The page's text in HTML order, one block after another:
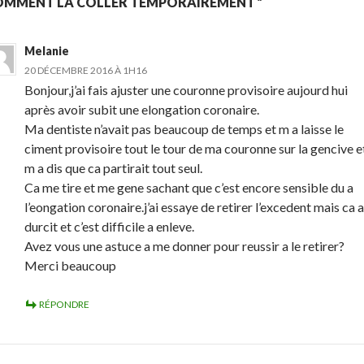
Melanie
20 DÉCEMBRE 2016 À 1H16
Bonjour,j’ai fais ajuster une couronne provisoire aujourd hui
après avoir subit une elongation coronaire.
Ma dentiste n’avait pas beaucoup de temps et m a laisse le
ciment provisoire tout le tour de ma couronne sur la gencive
m a dis que ca partirait tout seul.
Ca me tire et me gene sachant que c’est encore sensible du a
l’eongation coronaire.j’ai essaye de retirer l’excedent mais ca a
durcit et c’est difficile a enleve.
Avez vous une astuce a me donner pour reussir a le retirer?
Merci beaucoup
RÉPONDRE